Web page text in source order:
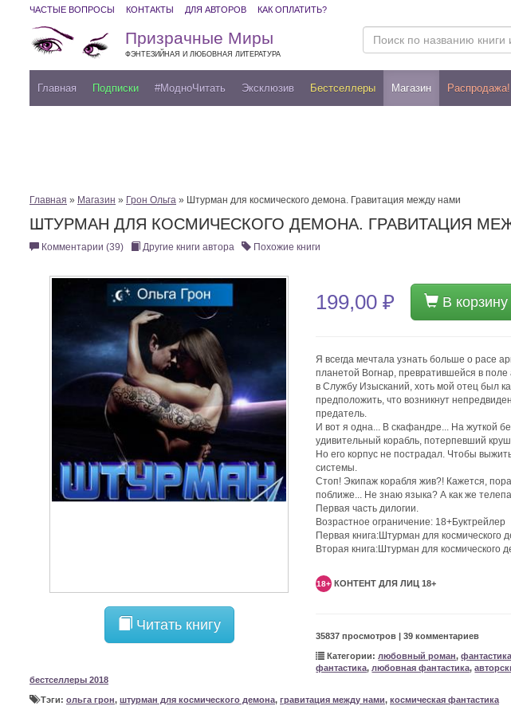
ЧАСТЫЕ ВОПРОСЫ КОНТАКТЫ ДЛЯ АВТОРОВ КАК ОПЛАТИТЬ?
Призрачные Миры
ФЭНТЕЗИЙНАЯ И ЛЮБОВНАЯ ЛИТЕРАТУРА
Главная Подписки #МодноЧитать Эксклюзив Бестселлеры Магазин Распродажа!
Главная » Магазин » Грон Ольга » Штурман для космического демона. Гравитация между нами
ШТУРМАН ДЛЯ КОСМИЧЕСКОГО ДЕМОНА. ГРАВИТАЦИЯ
Комментарии (39) Другие книги автора Похожие книги
Читать книгу
199,00 ₽ В корзину
Я всегда мечтала узнать больше о расе
планетой Вогнар, превратившейся в
в Службу Изысканий, хоть мой отец был
предположить, что возникнут
предатель.
И вот я одна... В скафандре... На жуткой
удивительный корабль, потерпевший
Но его корпус не пострадал. Чтобы
системы.
Стоп! Экипаж корабля жив?! Кажется,
поближе... Не знаю языка? А как же
Первая часть дилогии.
Возрастное ограничение: 18+Буктрейлер
Первая книга:Штурман для космического
Вторая книга:Штурман для космического
18+ КОНТЕНТ ДЛЯ ЛИЦ 18+
35837 просмотров | 39 комментариев
Категории: любовный роман,
фантастика, любовная фантастика,
бестселлеры 2018
Тэги: ольга грон, штурман для космического демона, гравитация между нами, космическая фантастика